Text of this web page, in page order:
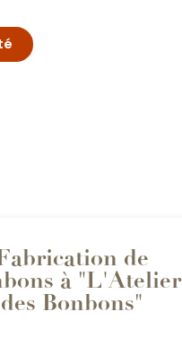
de
à "L'Atelier
des Bonbons"